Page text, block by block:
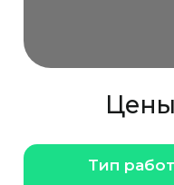
Цены
Тип